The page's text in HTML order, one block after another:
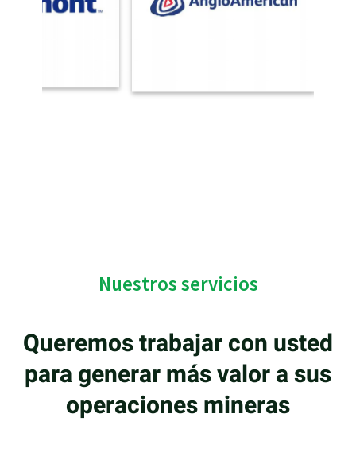
Nuestros servicios
Queremos trabajar con usted
para generar más valor a sus
operaciones mineras